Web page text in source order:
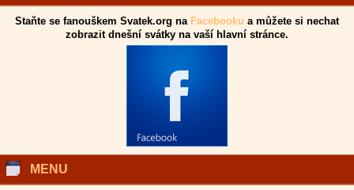
Staňte se fanouškem Svatek.org na Facebooku a můžete si nechat
zobrazit dnešní svátky na vaší hlavní stránce.
MENU